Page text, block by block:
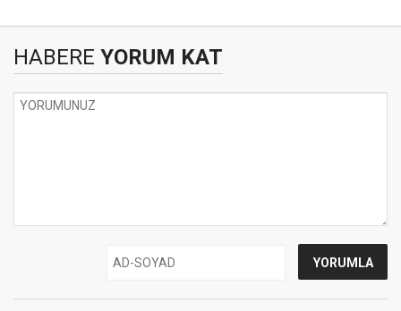
HABERE YORUM KAT